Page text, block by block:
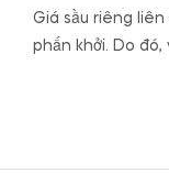
Giá sầu riêng
phấn khởi. Do